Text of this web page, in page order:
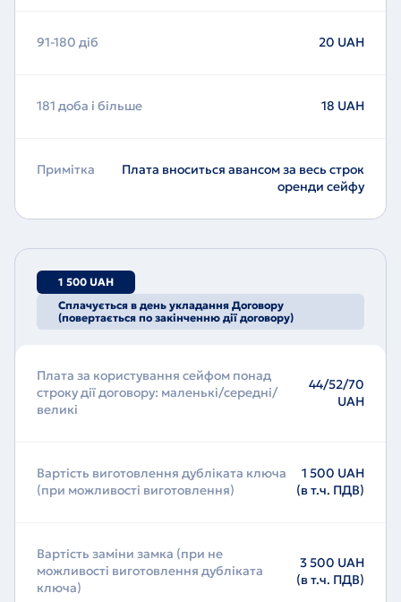
91-180 діб 20 UAH
181 доба і більше 18 UAH
Примітка
Плата вноситься авансом за весь строк
оренди сейфу
1 500 UAH
Сплачується в день укладання Договору
(повертається по закінченню дії договору)
Плата за користування сейфом понад
строку дії договору: маленькі/середні/
великі
44/52/70
UAH
Вартість виготовлення дубліката ключа
(при можливості виготовлення)
1 500 UAH
(в т.ч. ПДВ)
Вартість заміни замка (при не
можливості виготовлення дубліката
ключа)
3 500 UAH
(в т.ч. ПДВ)